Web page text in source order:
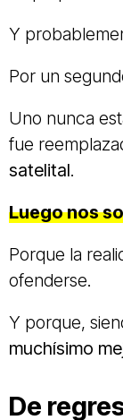
Y
Por un
Uno nunca
fue
satelital.
Luego nos
Porque la
ofenderse.
Y porque,
muchísimo
De